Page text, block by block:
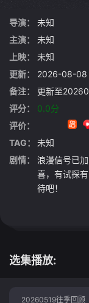
导演：
未知
主演：
未知
上映：
未知
更新：
2026-08-08
备注：
更新至
评分：
0.0分
评价：
TAG：
未知
剧情：
浪漫信号已
喜，有试探
待吧！
选集播放:
20260519往季回顾